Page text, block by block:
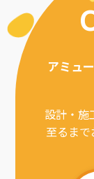
アミュ
設計・施
至るまで